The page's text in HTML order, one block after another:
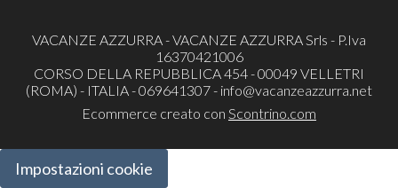
VACANZE AZZURRA - VACANZE AZZURRA Srls - P.Iva
16370421006
CORSO DELLA REPUBBLICA 454 - 00049 VELLETRI
(ROMA) - ITALIA - 069641307 - info@vacanzeazzurra.net
Ecommerce creato con Scontrino.com
Impostazioni cookie